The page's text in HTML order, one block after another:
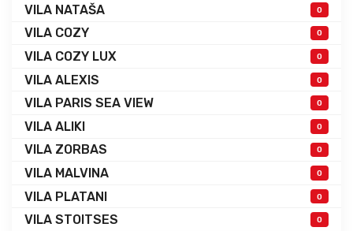
VILA NATAŠA 0
VILA COZY 0
VILA COZY LUX 0
VILA ALEXIS 0
VILA PARIS SEA VIEW 0
VILA ALIKI 0
VILA ZORBAS 0
VILA MALVINA 0
VILA PLATANI 0
VILA STOITSES 0